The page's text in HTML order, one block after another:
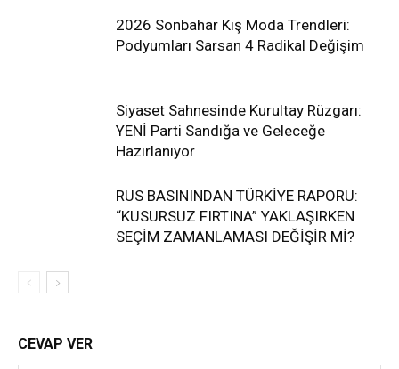
2026 Sonbahar Kış Moda Trendleri:
Podyumları Sarsan 4 Radikal Değişim
Siyaset Sahnesinde Kurultay Rüzgarı:
YENİ Parti Sandığa ve Geleceğe
Hazırlanıyor
RUS BASININDAN TÜRKİYE RAPORU:
“KUSURSUZ FIRTINA” YAKLAŞIRKEN
SEÇİM ZAMANLAMASI DEĞİŞİR Mİ?
CEVAP VER